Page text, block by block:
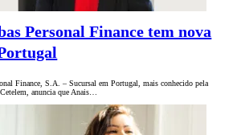
Personal Finance tem nova
Finance, S.A. – Sucursal em Portugal, mais conhecido pela
anuncia que Anais…